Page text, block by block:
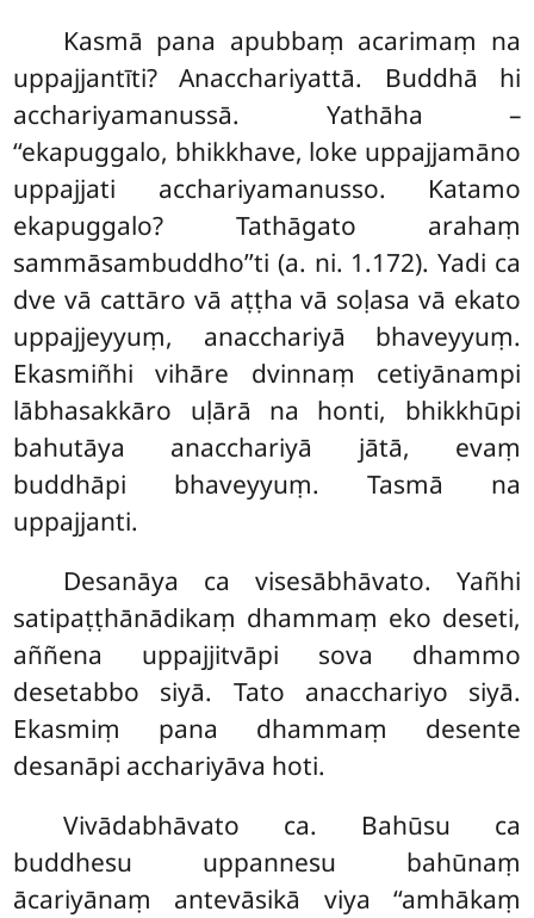
Kasmā pana apubbaṃ acarimaṃ na
uppajjantīti? Anacchariyattā. Buddhā hi
acchariyamanussā. Yathāha –
‘‘ekapuggalo, bhikkhave, loke uppajjamāno
uppajjati acchariyamanusso. Katamo
ekapuggalo? Tathāgato arahaṃ
sammāsambuddho’’ti (a. ni. 1.172). Yadi ca
dve vā cattāro vā aṭṭha vā soḷasa vā ekato
uppajjeyyuṃ, anacchariyā bhaveyyuṃ.
Ekasmiñhi vihāre dvinnaṃ cetiyānampi
lābhasakkāro uḷārā na honti, bhikkhūpi
bahutāya anacchariyā jātā, evaṃ
buddhāpi bhaveyyuṃ. Tasmā na
uppajjanti.
Desanāya ca visesābhāvato. Yañhi
satipaṭṭhānādikaṃ dhammaṃ eko deseti,
aññena uppajjitvāpi sova dhammo
desetabbo siyā. Tato anacchariyo siyā.
Ekasmiṃ pana dhammaṃ desente
desanāpi acchariyāva hoti.
Vivādabhāvato ca. Bahūsu ca
buddhesu uppannesu bahūnaṃ
ācariyānaṃ antevāsikā viya ‘‘amhākaṃ